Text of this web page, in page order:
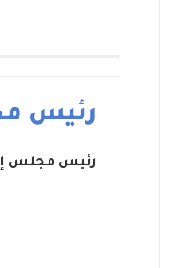
رئيس
رئيس مجلس